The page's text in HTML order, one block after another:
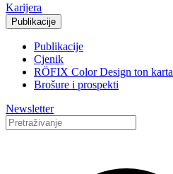
Karijera
Publikacije
Publikacije
Cjenik
RÖFIX Color Design ton karta
Brošure i prospekti
Newsletter